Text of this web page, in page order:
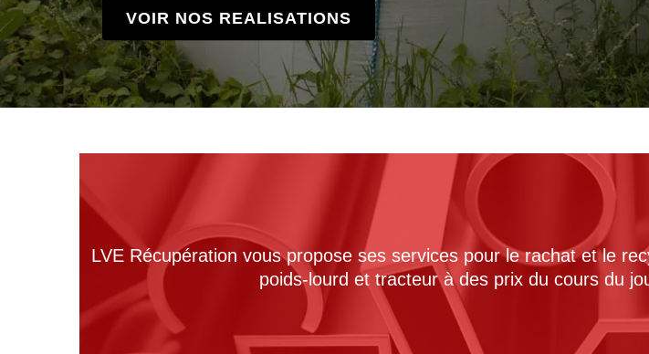
VOIR NOS REALISATIONS
LVE Récupération vous propose ses services pour le rachat et le
poids-lourd et tracteur à des prix du cours du